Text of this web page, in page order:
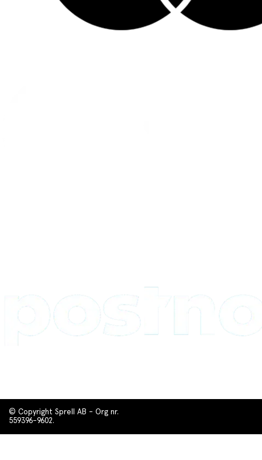
© Copyright Sprell AB - Org nr.
559396-9602.